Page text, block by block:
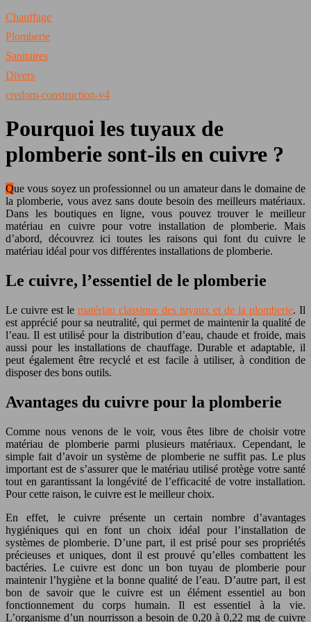
Chauffage
Plomberie
Sanitaires
Divers
credom-construction-v4
Pourquoi les tuyaux de
plomberie sont-ils en cuivre ?
Que vous soyez un professionnel ou un amateur dans le domaine de
la plomberie, vous avez sans doute besoin des meilleurs matériaux.
Dans les boutiques en ligne, vous pouvez trouver le meilleur
matériau en cuivre pour votre installation de plomberie. Mais
d’abord, découvrez ici toutes les raisons qui font du cuivre le
matériau idéal pour vos différentes installations de plomberie.
Le cuivre, l’essentiel de le plomberie
Le cuivre est le matériau classique des tuyaux et de la plomberie. Il
est apprécié pour sa neutralité, qui permet de maintenir la qualité de
l’eau. Il est utilisé pour la distribution d’eau, chaude et froide, mais
aussi pour les installations de chauffage. Durable et adaptable, il
peut également être recyclé et est facile à utiliser, à condition de
disposer des bons outils.
Avantages du cuivre pour la plomberie
Comme nous venons de le voir, vous êtes libre de choisir votre
matériau de plomberie parmi plusieurs matériaux. Cependant, le
simple fait d’avoir un système de plomberie ne suffit pas. Le plus
important est de s’assurer que le matériau utilisé protège votre santé
tout en garantissant la longévité de l’efficacité de votre installation.
Pour cette raison, le cuivre est le meilleur choix.
En effet, le cuivre présente un certain nombre d’avantages
hygiéniques qui en font un choix idéal pour l’installation de
systèmes de plomberie. D’une part, il est prisé pour ses propriétés
précieuses et uniques, dont il est prouvé qu’elles combattent les
bactéries. Le cuivre est donc un bon tuyau de plomberie pour
maintenir l’hygiène et la bonne qualité de l’eau. D’autre part, il est
bon de savoir que le cuivre est un élément essentiel au bon
fonctionnement du corps humain. Il est essentiel à la vie.
L’organisme d’un nourrisson a besoin de 0,20 à 0,22 mg de cuivre